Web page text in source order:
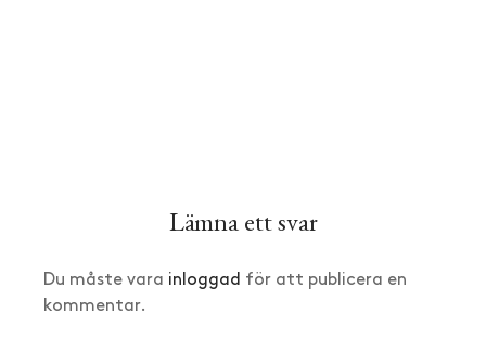
Lämna ett svar
Du måste vara inloggad för att publicera en
kommentar.